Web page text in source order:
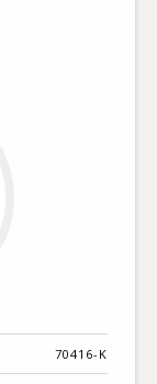
70416-K